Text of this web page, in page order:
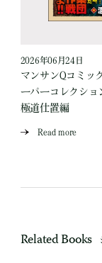
2026年06月24日
マンサンQコミ
ーパーコレクシ
極道仕置編
Read more
Related Books